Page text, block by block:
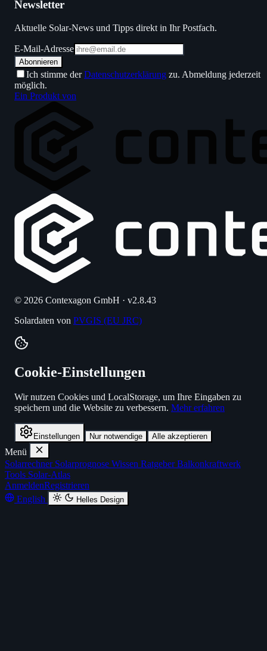
Newsletter
Aktuelle Solar-News und Tipps direkt in Ihr Postfach.
E-Mail-Adresse
Abonnieren
Ich stimme derDatenschutzerklärung zu. Abmeldung jederzeit
möglich.
Ein Produkt von
© 2026 Contexagon GmbH · v2.8.43
Solardaten von PVGIS (EU JRC)
Cookie-Einstellungen
Wir nutzen Cookies und LocalStorage, um Ihre Eingaben zu
speichern und die Website zu verbessern. Mehr erfahren
Einstellungen Nur notwendige Alle akzeptieren
Menü
Solarrechner Solarprognose Wissen RatgeberBalkonkraftwerk
Tools Solar-Atlas
AnmeldenRegistrieren
English
Helles Design